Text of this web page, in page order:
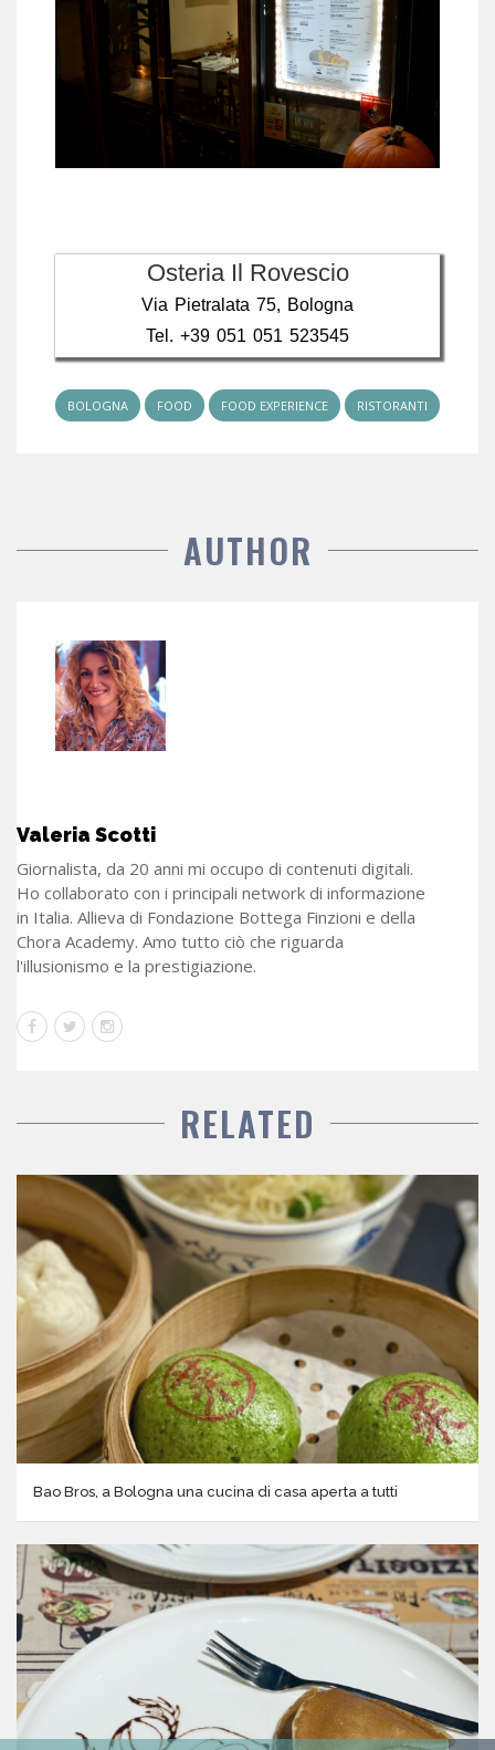
Osteria Il Rovescio
Via Pietralata 75, Bologna
Tel. +39 051 051 523545
BOLOGNA FOOD FOOD EXPERIENCE RISTORANTI
AUTHOR
Valeria Scotti
Giornalista, da 20 anni mi occupo di contenuti digitali.
Ho collaborato con i principali network di informazione
in Italia. Allieva di Fondazione Bottega Finzioni e della
Chora Academy. Amo tutto ciò che riguarda
l'illusionismo e la prestigiazione.
RELATED
Bao Bros, a Bologna una cucina di casa aperta a tutti